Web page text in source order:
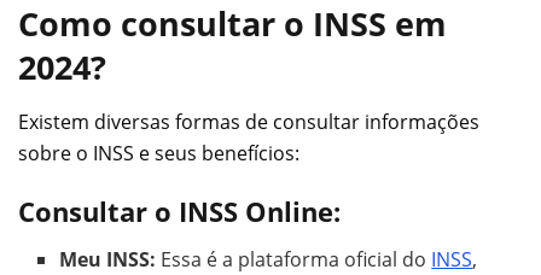
Como consultar o INSS em
2024?
Existem diversas formas de consultar informações
sobre o INSS e seus benefícios:
Consultar o INSS Online:
Meu INSS: Essa é a plataforma oficial do INSS,